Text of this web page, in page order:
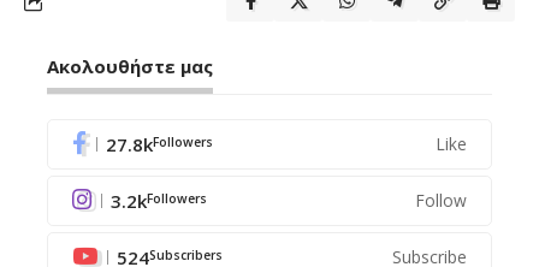
Ακολουθήστε μας
27.8kFollowers Like
3.2kFollowers Follow
524Subscribers Subscribe